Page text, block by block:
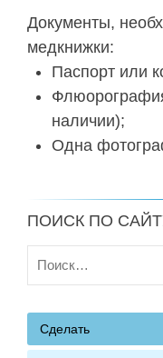
Документы,
медкнижки:
Паспорт или
наличии);
Одна
ПОИСК ПО
Сделать